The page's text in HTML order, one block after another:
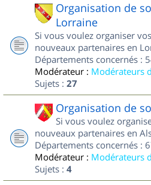
Organisation de
Lorraine
Si vous voulez organiser
nouveaux partenaires en
Départements concernés :
Modérateur : Modérateurs
Sujets : 27
Organisation de
Si vous voulez
nouveaux partenaires en
Départements concernés :
Modérateur : Modérateurs
Sujets : 4